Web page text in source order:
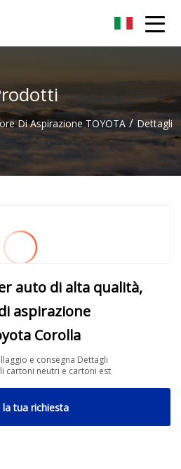
Di Aspirazione TOYOTA / Dettagli
auto di alta qualità,
aspirazione
Corolla
e consegna Dettagli
cartoni neutri e cartoni est
la tua richiesta